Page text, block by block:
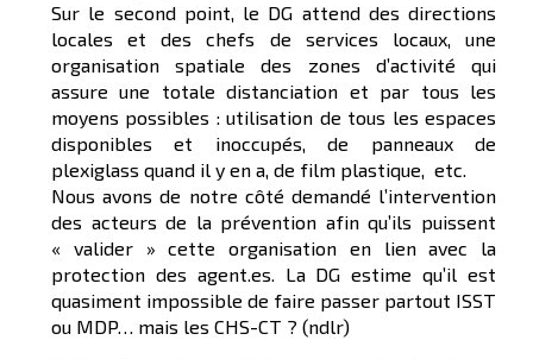
Sur le second point, le DG attend des directions
locales et des chefs de services locaux, une
organisation spatiale des zones d’activité qui
assure une totale distanciation et par tous les
moyens possibles : utilisation de tous les espaces
disponibles et inoccupés, de panneaux de
plexiglass quand il y en a, de film plastique, etc.
Nous avons de notre côté demandé l’intervention
des acteurs de la prévention afin qu’ils puissent
« valider » cette organisation en lien avec la
protection des agent.es. La DG estime qu’il est
quasiment impossible de faire passer partout ISST
ou MDP… mais les CHS-CT ? (ndlr)